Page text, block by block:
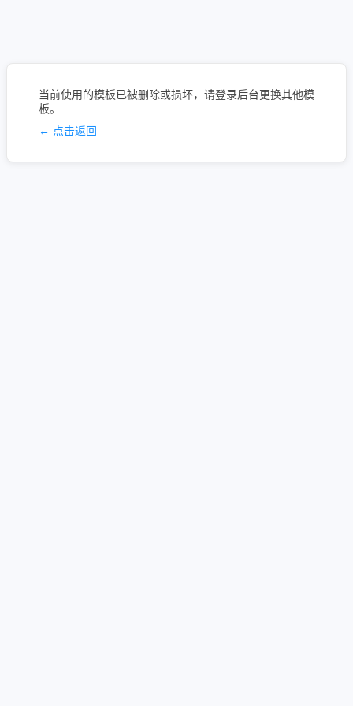
当前使用的模板已被删除或损坏，请登录后台更换其他模
板。
← 点击返回